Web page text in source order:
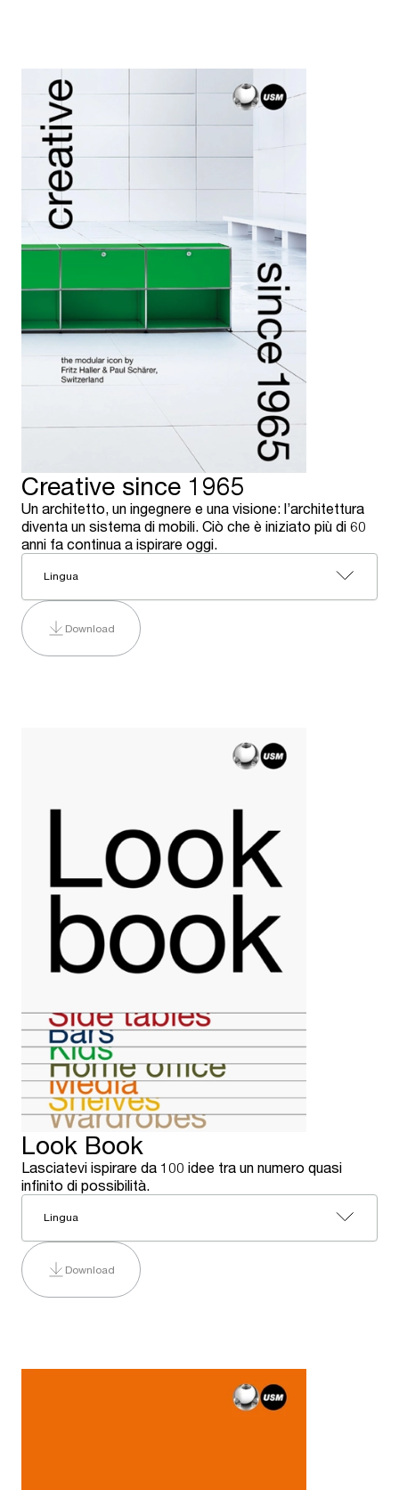
Creative since 1965
Un architetto, un ingegnere e una visione: l’architettura
diventa un sistema di mobili. Ciò che è iniziato più di 60
anni fa continua a ispirare oggi.
Lingua
Download
Look Book
Lasciatevi ispirare da 100 idee tra un numero quasi
infinito di possibilità.
Lingua
Download